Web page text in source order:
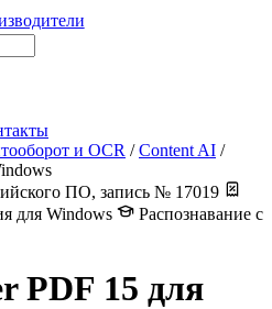
и OCR / Content AI /
ПО, запись № 17019
для Windows
Распознавание с
PDF 15 для